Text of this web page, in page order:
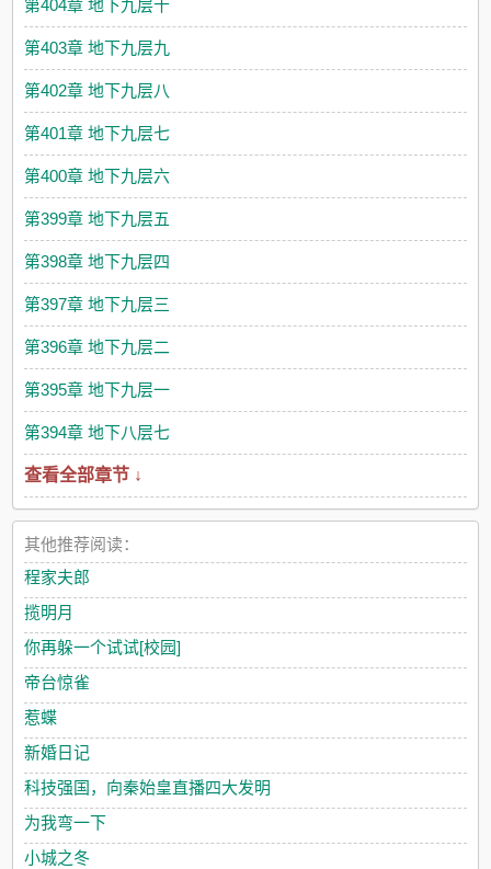
说，兼带一部分克系内容。【同题材预收《诡异综艺我靠作死飞
升[无限流]》，更多预收详见作者专栏，喜欢的话请点个收藏
哦！】★【预收一】《天灾囤货百倍奖励》重生回到末世之前，
陶甜甜做的第一件事就是：掏空银行卡买下大量物资，然后放在
微博上抽奖赠送。当网友们议论纷纷，猜测这位“慈善富婆”到底是
谁的时候，只有陶甜甜知道自己非但不富，而且很穷。她之所以
这样做，是因为在三个月后，世界将陷入“天灾轮回游戏”。高温、
严寒、极夜、雾霾、酸雨……灾难接踵而至，人们被传送到不同
序，还有现代工业体系所造就的一切。等到那时，哪怕她手握“助
别人一样东西，自己就可以获得一百样作为奖励。一样变百样，
灾轮回游戏”的玩家都听说过“陶甜甜”这个名字。据说她手无缚鸡
之力，却总会在众人绝望之时突然出现，留下一线生机。但小
心，千万不要动打劫或是绑架的坏念头。要不然她饲养的恶魔，
将亲手取走你的生命……★【预收二】《为了买房而奋斗[机甲]》
末世社畜边溪云好不容易在安全区里买了房，结果却在交房当天
穿越了。她穿成了被遗弃的孤儿，从无边无际的垃圾场中爬出，
被生活在荒星上的老夫妇收养。边溪云热泪盈眶：“我的房子！”
努力了那么久才买到的房子飞走了。奋斗社畜边溪云强打精神，
安慰自己：旧的不去，新的不来，下一套更好。买房！再买一
次！边溪云仔细浏览了一遍房产中介的广告，定下了新的买房计
划。 老夫妇太穷，没办法帮忙，全都得靠自己。边溪云毫不犹豫
地报名了机甲系的人才选拔。原因无他：只有机甲系包吃包住，
还给发奖学金。顺利毕业，就能掏得起首付。拿到联赛大奖，更
是可以直接搬家，住到漂亮的帝星去！入学选拔中，边溪云以最
快的速度完成了所有测试，勇夺第一。同学们议论纷纷：“此女恐
怖如斯，定是想给大家一个下马威！”边溪云：打工快迟到了，急
死我了！ 军校比拼中，边溪云单枪匹马，冲入对手之中，击败了
所有人。对手们议论纷纷：“此女恐怖如斯，定是被隐世家族培养
出来的种子选手！”边溪云：听说打败一个人就有一笔钱？这些钱
全都是我的！ 星际联赛中，边溪云成为全星网关注的顶尖战力。
有媒体采访她：“请问是什么让你如此强大，所向披靡？”边溪云目
光坚定：“我要买房！”众人：“？？？” 决赛前夕。敌军试图买通边
溪云：“只要你愿意放弃比赛，我们一人送你一套帝星豪宅！”友军
试图买通边溪云：“看见我们队里的奶妈了没有？他是离家出走的
帝国太子！帮我们夺下冠军，整个帝星都是你的！” 整个帝星！？
边溪云惊讶望去。奶量十足的帝国太子耳尖微红：“也……也不是
第404章 地下九层十
第403章 地下九层九
第402章 地下九层八
第401章 地下九层七
第400章 地下九层六
第399章 地下九层五
第398章 地下九层四
第397章 地下九层三
第396章 地下九层二
第395章 地下九层一
第394章 地下八层七
查看全部章节 ↓
其他推荐阅读：
程家夫郎
揽明月
你再躲一个试试[校园]
帝台惊雀
惹蝶
新婚日记
科技强国，向秦始皇直播四大发明
为我弯一下
小城之冬